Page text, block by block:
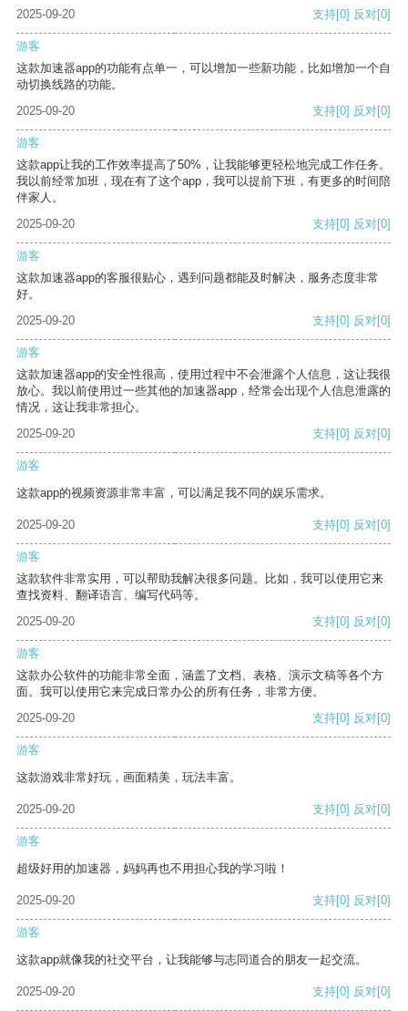
2025-09-20
支持[0] 反对[0]
游客
这款加速器app的功能有点单一，可以增加一些新功能，比如增加一个自
动切换线路的功能。
2025-09-20
支持[0] 反对[0]
游客
这款app让我的工作效率提高了50%，让我能够更轻松地完成工作任务。
我以前经常加班，现在有了这个app，我可以提前下班，有更多的时间陪
伴家人。
2025-09-20
支持[0] 反对[0]
游客
这款加速器app的客服很贴心，遇到问题都能及时解决，服务态度非常
好。
2025-09-20
支持[0] 反对[0]
游客
这款加速器app的安全性很高，使用过程中不会泄露个人信息，这让我很
放心。我以前使用过一些其他的加速器app，经常会出现个人信息泄露的
情况，这让我非常担心。
2025-09-20
支持[0] 反对[0]
游客
这款app的视频资源非常丰富，可以满足我不同的娱乐需求。
2025-09-20 支持[0] 反对[0]
游客
这款软件非常实用，可以帮助我解决很多问题。比如，我可以使用它来
查找资料、翻译语言、编写代码等。
2025-09-20
支持[0] 反对[0]
游客
这款办公软件的功能非常全面，涵盖了文档、表格、演示文稿等各个方
面。我可以使用它来完成日常办公的所有任务，非常方便。
2025-09-20
支持[0] 反对[0]
游客
这款游戏非常好玩，画面精美，玩法丰富。
2025-09-20 支持[0] 反对[0]
游客
超级好用的加速器，妈妈再也不用担心我的学习啦！
2025-09-20 支持[0] 反对[0]
游客
这款app就像我的社交平台，让我能够与志同道合的朋友一起交流。
2025-09-20 支持[0] 反对[0]